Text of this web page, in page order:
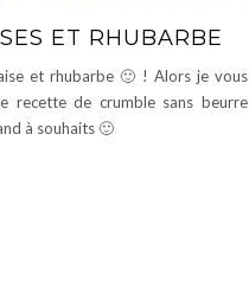
ET RHUBARBE
et rhubarbe 🙂 ! Alors je vous
recette de crumble sans beurre
à souhaits 🙂